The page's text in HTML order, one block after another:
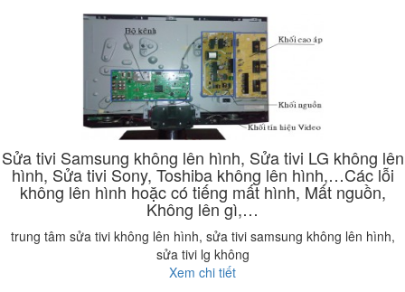
Sửa tivi Samsung không lên hình, Sửa tivi LG không lên
hình, Sửa tivi Sony, Toshiba không lên hình,…Các lỗi
không lên hình hoặc có tiếng mất hình, Mất nguồn,
Không lên gì,…
trung tâm sửa tivi không lên hình, sửa tivi samsung không lên hình,
sửa tivi lg không
Xem chi tiết